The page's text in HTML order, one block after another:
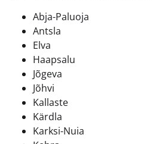
Abja-Paluoja
Antsla
Elva
Haapsalu
Jõgeva
Jõhvi
Kallaste
Kärdla
Karksi-Nuia